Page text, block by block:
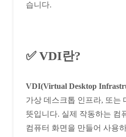
습니다.
✅ VDI란?
VDI(Virtual Desktop
가상 데스크톱 인프라, 또는
뜻입니다. 실제 작동하는 컴
컴퓨터 화면을 만들어 사용